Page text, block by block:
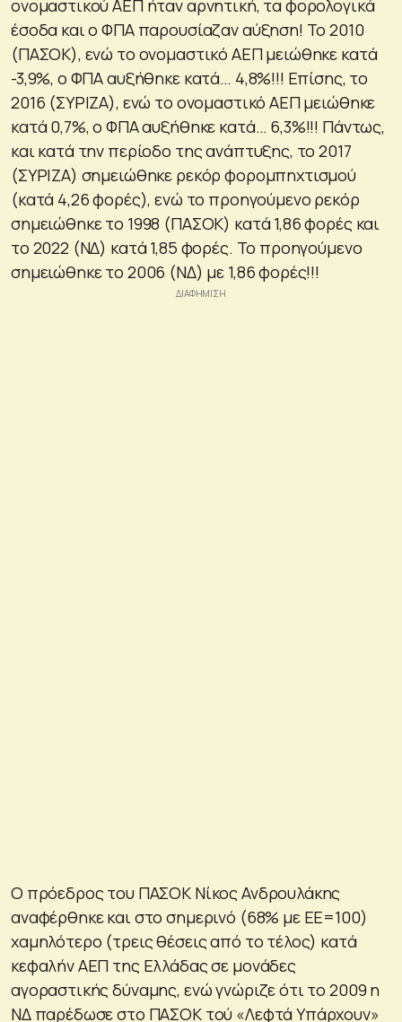
ονομαστικού ΑΕΠ ήταν αρνητική, τα φορολογικά
έσοδα και ο ΦΠΑ παρουσίαζαν αύξηση! Το 2010
(ΠΑΣΟΚ), ενώ το ονομαστικό ΑΕΠ μειώθηκε κατά
-3,9%, ο ΦΠΑ αυξήθηκε κατά… 4,8%!!! Επίσης, το
2016 (ΣΥΡΙΖΑ), ενώ το ονομαστικό ΑΕΠ μειώθηκε
κατά 0,7%, ο ΦΠΑ αυξήθηκε κατά… 6,3%!!! Πάντως,
και κατά την περίοδο της ανάπτυξης, το 2017
(ΣΥΡΙΖΑ) σημειώθηκε ρεκόρ φορομπηχτισμού
(κατά 4,26 φορές), ενώ το προηγούμενο ρεκόρ
σημειώθηκε το 1998 (ΠΑΣΟΚ) κατά 1,86 φορές και
το 2022 (ΝΔ) κατά 1,85 φορές. Το προηγούμενο
σημειώθηκε το 2006 (ΝΔ) με 1,86 φορές!!!
Ο πρόεδρος του ΠΑΣΟΚ Νίκος Ανδρουλάκης
αναφέρθηκε και στο σημερινό (68% με ΕΕ=100)
χαμηλότερο (τρεις θέσεις από το τέλος) κατά
κεφαλήν ΑΕΠ της Ελλάδας σε μονάδες
αγοραστικής δύναμης, ενώ γνώριζε ότι το 2009 η
ΝΔ παρέδωσε στο ΠΑΣΟΚ τού «Λεφτά Υπάρχουν»